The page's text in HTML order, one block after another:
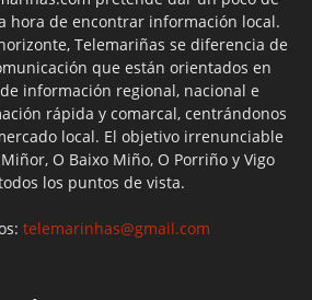
hora de encontrar información local.
Telemariñas se diferencia de
que están orientados en
información regional, nacional e
rápida y comarcal, centrándonos
local. El objetivo irrenunciable
O Baixo Miño, O Porriño y Vigo
los puntos de vista.
telemarinhas@gmail.com